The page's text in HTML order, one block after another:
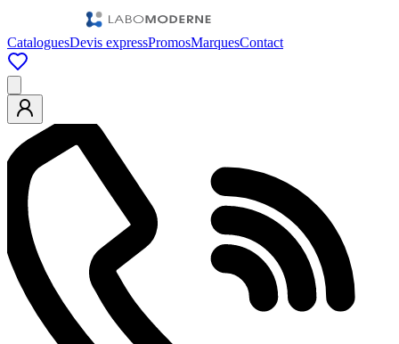
CataloguesDevis expressPromosMarquesContact